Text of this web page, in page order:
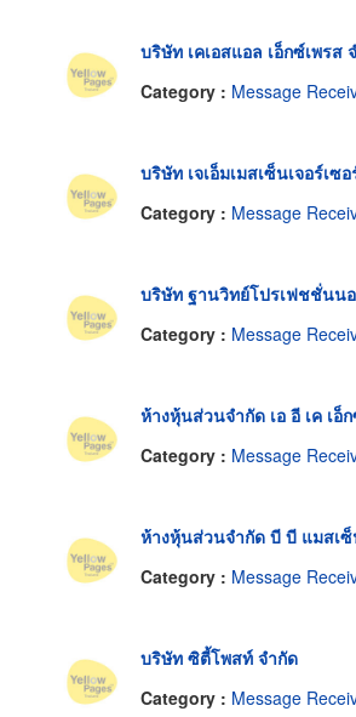
บริษัท เคเอสแอล เอ็กซ์เพรส
Category : Message Receiving
บริษัท เจเอ็มเมสเซ็นเจอร์เซ
Category : Message Receiving
บริษัท ฐานวิทย์โปรเฟชชั่นน
Category : Message Receiving
ห้างหุ้นส่วนจำกัด เอ อี เค เอ็
Category : Message Receiving
ห้างหุ้นส่วนจำกัด บี บี แมสเซ็
Category : Message Receiving
บริษัท ซิตี้โพสท์ จำกัด
Category : Message Receiving